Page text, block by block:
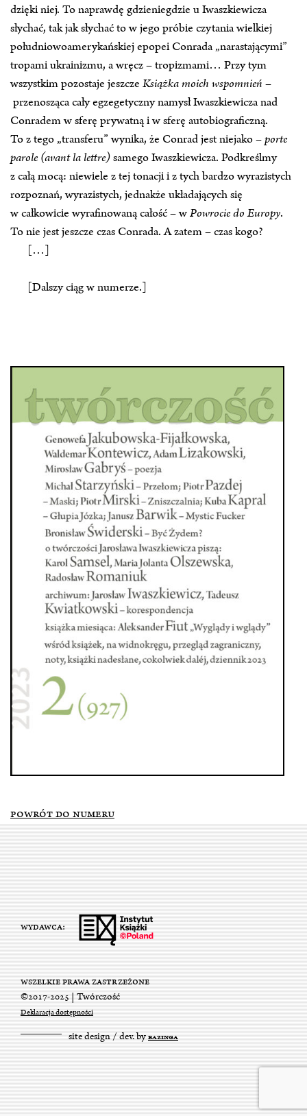
dzięki niej. To naprawdę gdzieniegdzie u Iwaszkiewicza
słychać, tak jak słychać to w jego próbie czytania wielkiej
południowoamerykańskiej epopei Conrada „narastającymi”
tropami ukrainizmu, a wręcz – tropizmami… Przy tym
wszystkim pozostaje jeszcze Książka moich wspomnień –
przenosząca cały egzegetyczny namysł Iwaszkiewicza nad
Conradem w sferę prywatną i w sferę autobiograficzną.
To z tego „transferu” wynika, że Conrad jest niejako –porte
parole (avant la lettre)samego Iwaszkiewicza. Podkreślmy
z całą mocą: niewiele z tej tonacji i z tych bardzo wyrazistych
rozpoznań, wyrazistych, jednakże układających się
w całkowicie wyrafinowaną całość – wPowrocie do Europy.
To nie jest jeszcze czas Conrada. A zatem – czas kogo?
[…]
[Dalszy ciąg w numerze.]
POWRÓT DO NUMERU
WYDAWCA:
WSZELKIE PRAWA ZASTRZEŻONE
©2017-2025 | Twórczość
Deklaracja dostępności
site design / dev. byBAZINGA